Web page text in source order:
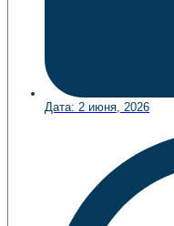
Дата: 2 июня, 2026